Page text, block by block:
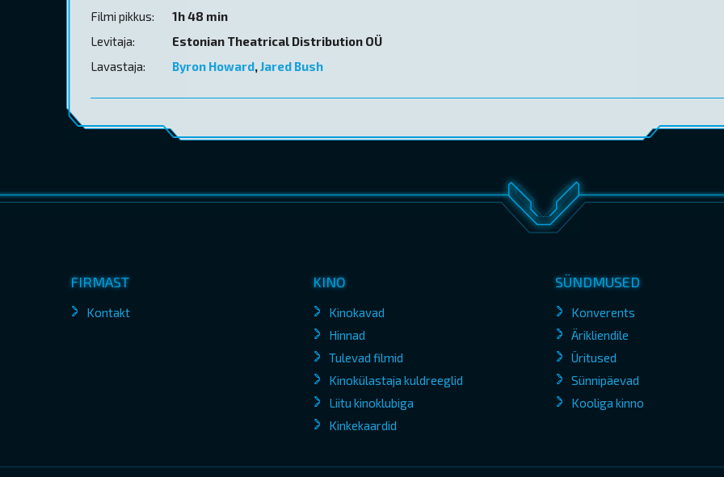
Filmi pikkus:
1h 48 min
Levitaja:
Estonian Theatrical Distribution OÜ
Lavastaja:
Byron Howard,Jared Bush
FIRMAST
Kontakt
KINO
Kinokavad
Hinnad
Tulevad filmid
Kinokülastaja kuldreeglid
Liitu kinoklubiga
Kinkekaardid
SÜNDMUSED
Konverents
Ärikliendile
Üritused
Sünnipäevad
Kooliga kinno